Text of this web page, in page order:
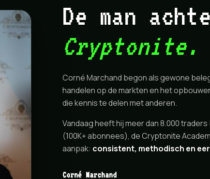
De man
Cryptonite.
Corné Marchand begon als gewone
handelen op de markten en het
die kennis te delen met anderen.
Vandaag heeft hij meer dan 8.000
(100K+ abonnees), de Cryptonite
aanpak: consistent, methodisch en
Corné Marchand